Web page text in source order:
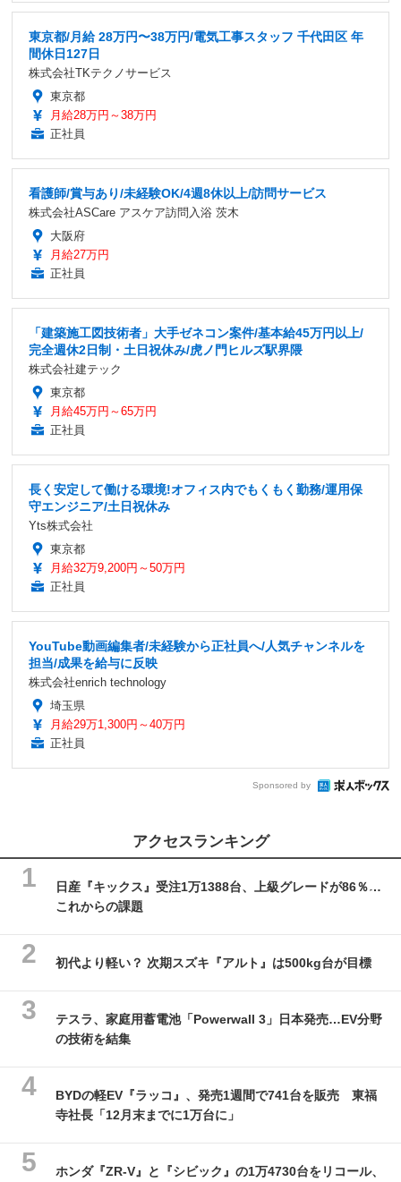
東京都/月給 28万円〜38万円/電気工事スタッフ 千代田区 年
間休日127日
株式会社TKテクノサービス
東京都
月給28万円～38万円
正社員
看護師/賞与あり/未経験OK/4週8休以上/訪問サービス
株式会社ASCare アスケア訪問入浴 茨木
大阪府
月給27万円
正社員
「建築施工図技術者」大手ゼネコン案件/基本給45万円以上/
完全週休2日制・土日祝休み/虎ノ門ヒルズ駅界隈
株式会社建テック
東京都
月給45万円～65万円
正社員
長く安定して働ける環境!オフィス内でもくもく勤務/運用保
守エンジニア/土日祝休み
Yts株式会社
東京都
月給32万9,200円～50万円
正社員
YouTube動画編集者/未経験から正社員へ/人気チャンネルを
担当/成果を給与に反映
株式会社enrich technology
埼玉県
月給29万1,300円～40万円
正社員
Sponsored by
アクセスランキング
日産『キックス』受注1万1388台、上級グレードが86％…
これからの課題
初代より軽い？ 次期スズキ『アルト』は500kg台が目標
テスラ、家庭用蓄電池「Powerwall 3」日本発売…EV分野
の技術を結集
BYDの軽EV『ラッコ』、発売1週間で741台を販売 東福
寺社長「12月末までに1万台に」
ホンダ『ZR-V』と『シビック』の1万4730台をリコール、